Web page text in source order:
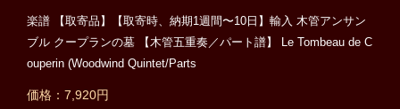
楽譜 【取寄品】【取寄時、納期1週間〜10日】輸入 木管アンサン
ブル クープランの墓 【木管五重奏／パート譜】 Le Tombeau de C
ouperin (Woodwind Quintet/Parts
価格：7,920円